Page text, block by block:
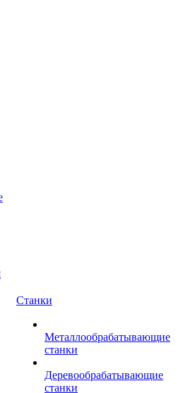
Станки
Металлообрабатывающие
станки
Деревообрабатывающие
станки